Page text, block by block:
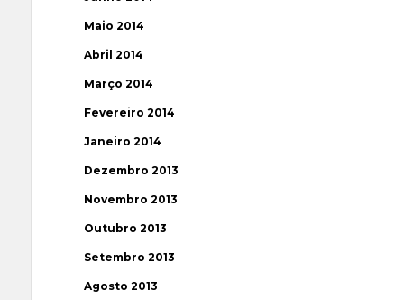
Maio 2014
Abril 2014
Março 2014
Fevereiro 2014
Janeiro 2014
Dezembro 2013
Novembro 2013
Outubro 2013
Setembro 2013
Agosto 2013